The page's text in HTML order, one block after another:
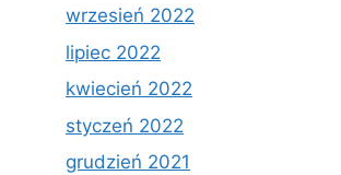
wrzesień 2022
lipiec 2022
kwiecień 2022
styczeń 2022
grudzień 2021